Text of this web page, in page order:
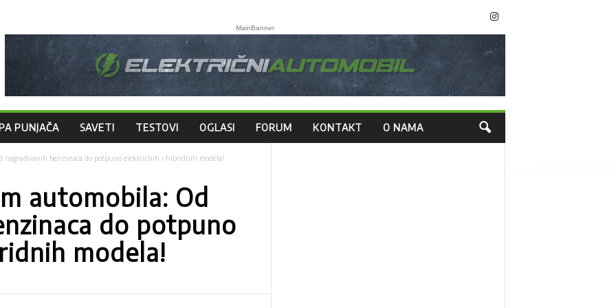
MainBanner
PUNJAČA SAVETI TESTOVI OGLASI FORUM KONTAKT O NAMA
nagrađivanih benzinaca do potpuno električnih i hibridnih modela!
automobila: Od
do potpuno
modela!